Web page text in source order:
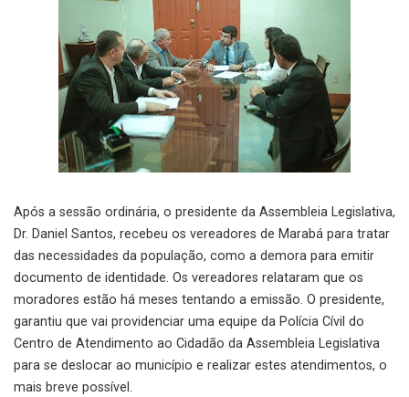
Após a sessão ordinária, o presidente da Assembleia Legislativa,
Dr. Daniel Santos, recebeu os vereadores de Marabá para tratar
das necessidades da população, como a demora para emitir
documento de identidade. Os vereadores relataram que os
moradores estão há meses tentando a emissão. O presidente,
garantiu que vai providenciar uma equipe da Polícia Cívil do
Centro de Atendimento ao Cidadão da Assembleia Legislativa
para se deslocar ao município e realizar estes atendimentos, o
mais breve possível.